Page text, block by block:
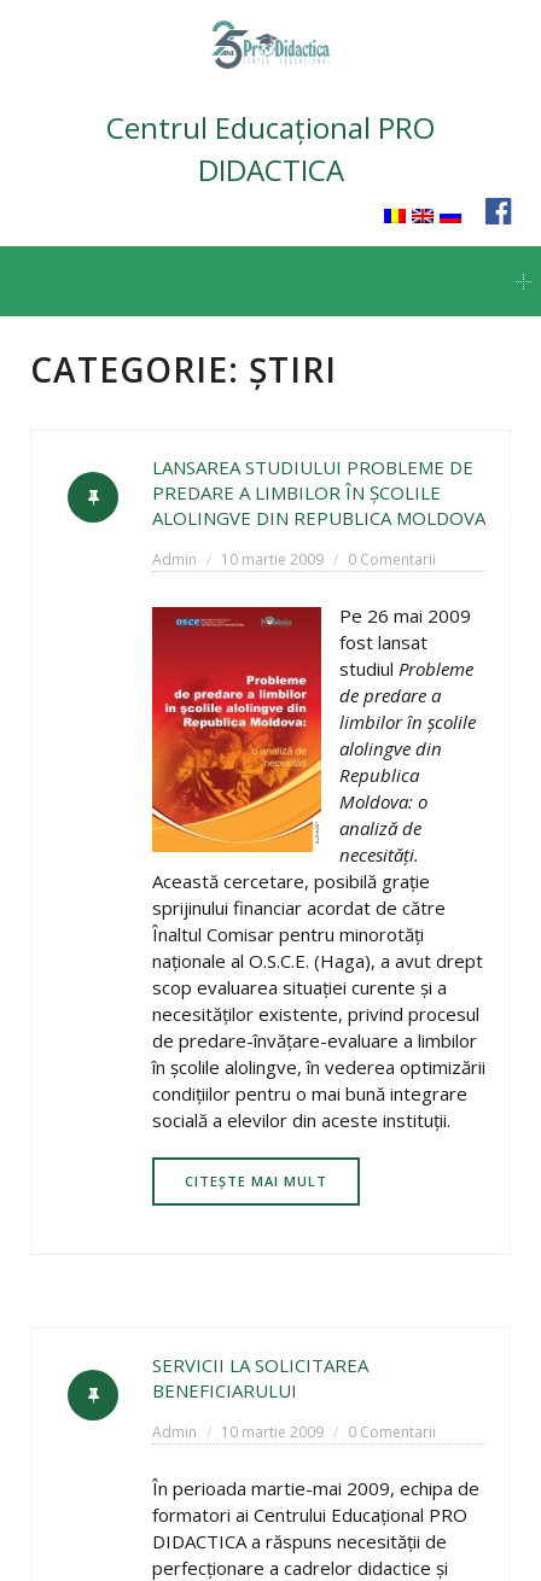
Centrul Educațional PRO
DIDACTICA
content
CATEGORIE: ȘTIRI
LANSAREA STUDIULUI PROBLEME DE
PREDARE A LIMBILOR ÎN ŞCOLILE
ALOLINGVE DIN REPUBLICA MOLDOVA
Admin 10 martie 2009 0 Comentarii
Pe 26 mai 2009
fost lansat
studiul Probleme
de predare a
limbilor în şcolile
alolingve din
Republica
Moldova: o
analiză de
necesităţi.
Această cercetare, posibilă graţie
sprijinului financiar acordat de către
Înaltul Comisar pentru minorotăţi
naţionale al O.S.C.E. (Haga), a avut drept
scop evaluarea situaţiei curente şi a
necesităţilor existente, privind procesul
de predare-învăţare-evaluare a limbilor
în şcolile alolingve, în vederea optimizării
condiţiilor pentru o mai bună integrare
socială a elevilor din aceste instituţii.
CITEȘTE MAI MULT
SERVICII LA SOLICITAREA
BENEFICIARULUI
Admin 10 martie 2009 0 Comentarii
În perioada martie-mai 2009, echipa de
formatori ai Centrului Educaţional PRO
DIDACTICA a răspuns necesităţii de
perfecţionare a cadrelor didactice şi